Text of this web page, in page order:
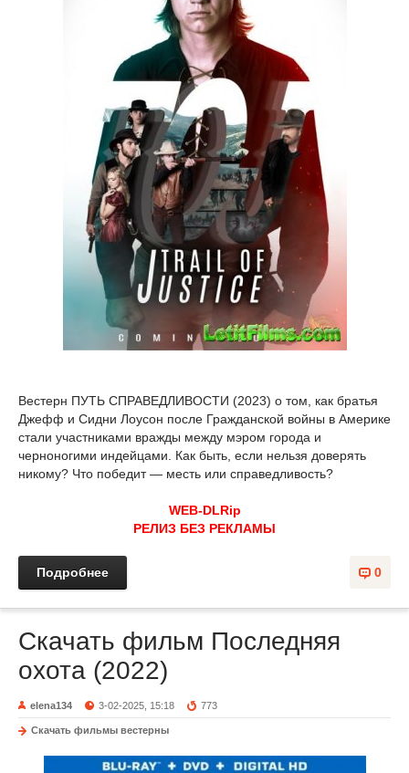
Вестерн ПУТЬ СПРАВЕДЛИВОСТИ (2023) о том, как братья
Джефф и Сидни Лоусон после Гражданской войны в Америке
стали участниками вражды между мэром города и
черноногими индейцами. Как быть, если нельзя доверять
никому? Что победит — месть или справедливость?
WEB-DLRip
РЕЛИЗ БЕЗ РЕКЛАМЫ
0
Подробнее
Скачать фильм Последняя
охота (2022)
elena134 3-02-2025, 15:18 773
Скачать фильмы вестерны